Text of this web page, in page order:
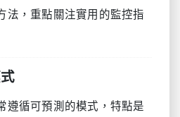
法，重點關注實用的監控指
遵循可預測的模式，特點是